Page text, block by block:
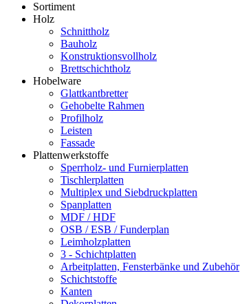
Sortiment
Holz
Schnittholz
Bauholz
Konstruktionsvollholz
Brettschichtholz
Hobelware
Glattkantbretter
Gehobelte Rahmen
Profilholz
Leisten
Fassade
Plattenwerkstoffe
Sperrholz- und Furnierplatten
Tischlerplatten
Multiplex und Siebdruckplatten
Spanplatten
MDF / HDF
OSB / ESB / Funderplan
Leimholzplatten
3 - Schichtplatten
Arbeitplatten, Fensterbänke und Zubehör
Schichtstoffe
Kanten